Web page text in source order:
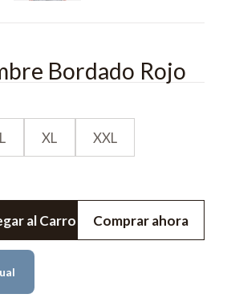
Bordado Rojo
L XL XXL
al Carro Comprar ahora